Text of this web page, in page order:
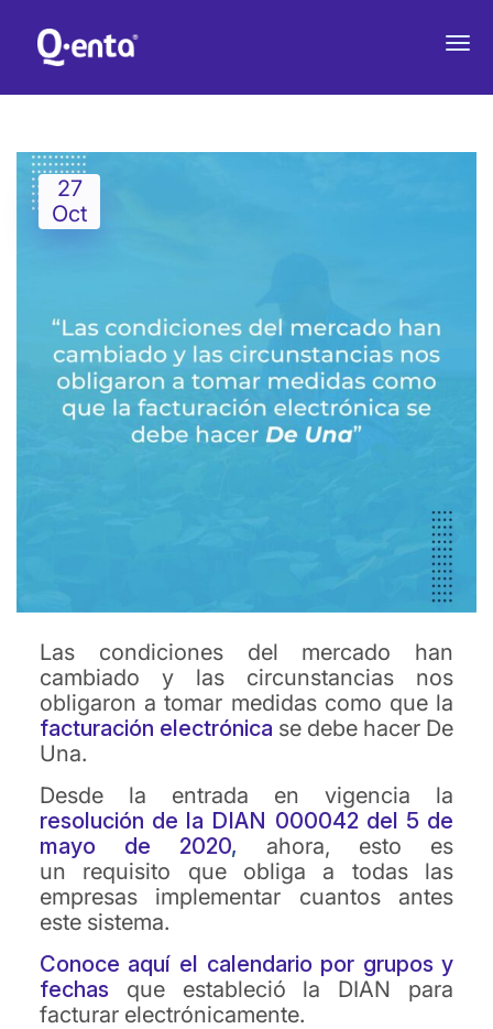
debe hacer De Una
27
Oct
Las condiciones del mercado han
cambiado y las circunstancias nos
obligaron a tomar medidas como que la
facturación electrónica se debe hacer De
Una.
Desde la entrada en vigencia la
resolución de la DIAN 000042 del 5 de
mayo de 2020,
ahora, esto es
un requisito que obliga a todas las
empresas implementar cuantos antes
este sistema.
Conoce aquí el calendario por grupos y
fechas
que estableció la DIAN para
facturar electrónicamente.